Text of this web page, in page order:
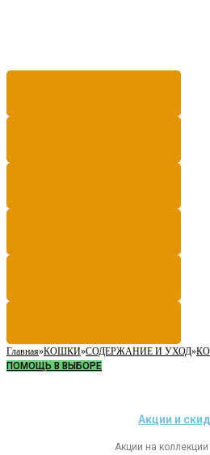
Главная»КОШКИ»СОДЕРЖАНИЕ И УХОД»
ПОМОЩЬ В ВЫБОРЕ
Акции и
Акции на коллекции